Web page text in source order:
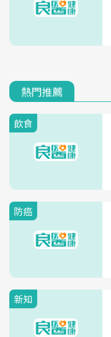
熱門推薦
飲食
防癌
新知